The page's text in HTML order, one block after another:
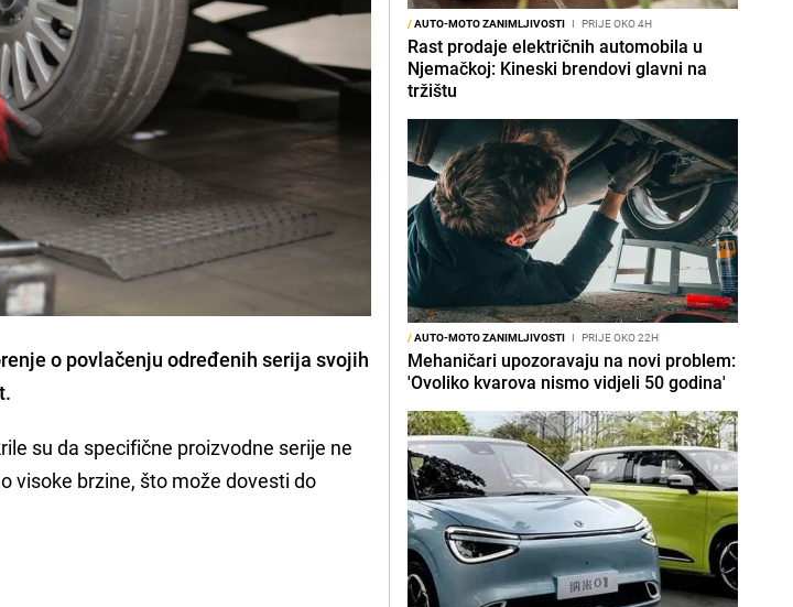
o povlačenju određenih serija svojih
su da specifične proizvodne serije ne
visoke brzine, što može dovesti do
/AUTO-MOTO ZANIMLJIVOSTI I PRIJE OKO 4H
Rast prodaje električnih automobila u
Njemačkoj: Kineski brendovi glavni na
tržištu
/AUTO-MOTO ZANIMLJIVOSTI I PRIJE OKO 22H
Mehaničari upozoravaju na novi problem:
'Ovoliko kvarova nismo vidjeli 50 godina'